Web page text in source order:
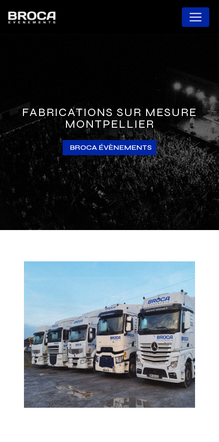
FABRICATIONS SUR MESURE
MONTPELLIER
BROCA ÉVÈNEMENTS